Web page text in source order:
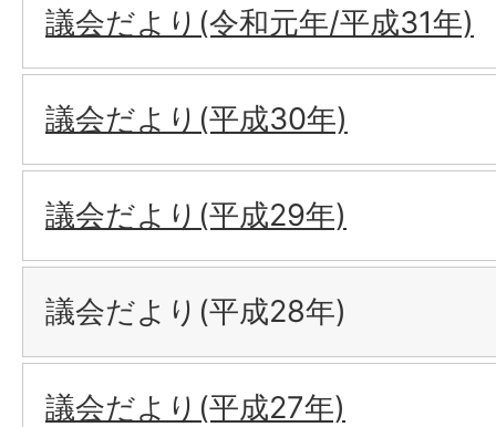
議会だより(令和元年/平成31年)
議会だより(平成30年)
議会だより(平成29年)
議会だより(平成28年)
議会だより(平成27年)